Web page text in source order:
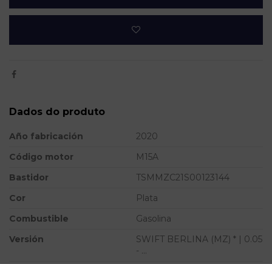
Dados do produto
Año fabricación
2020
Código motor
M15A
Bastidor
TSMMZC21S00123144
Cor
Plata
Combustible
Gasolina
Versión
SWIFT BERLINA (MZ) * | 0.05
- ...